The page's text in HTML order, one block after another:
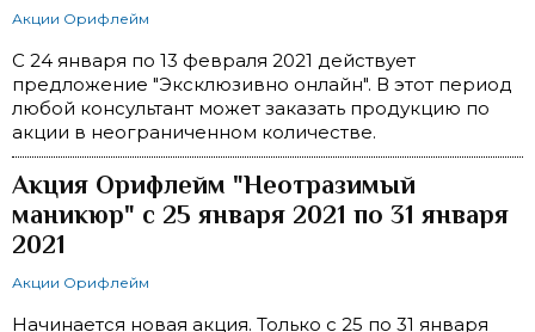
Акции Орифлейм
С 24 января по 13 февраля 2021 действует
предложение "Эксклюзивно онлайн". В этот период
любой консультант может заказать продукцию по
акции в неограниченном количестве.
Акция Орифлейм "Неотразимый
маникюр" с 25 января 2021 по 31 января
2021
Акции Орифлейм
Начинается новая акция. Только с 25 по 31 января